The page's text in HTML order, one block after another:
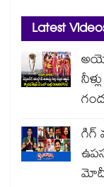
Latest
గిగ్
మోదీ